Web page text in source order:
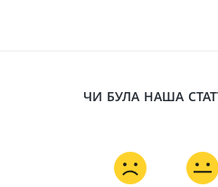
ЧИ БУЛА НАША